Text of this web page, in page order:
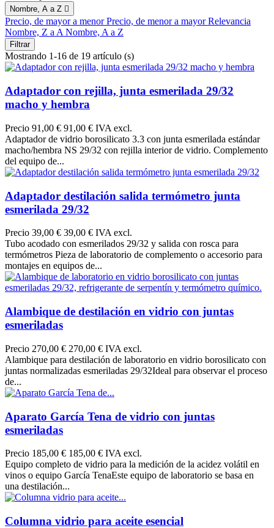
Nombre, A a Z 
Precio, de mayor a menorPrecio, de menor a mayorRelevancia
Nombre, Z a ANombre, A a Z
Filtrar
Mostrando 1-16 de 19 artículo (s)
Adaptador con rejilla, junta esmerilada 29/32
macho y hembra
Precio 91,00 € 91,00 € IVA excl.
Adaptador de vidrio borosilicato 3.3 con junta esmerilada estándar
macho/hembra NS 29/32 con rejilla interior de vidrio. Complemento
del equipo de...
Adaptador destilación salida termómetro junta
esmerilada 29/32
Precio 39,00 € 39,00 € IVA excl.
Tubo acodado con esmerilados 29/32 y salida con rosca para
termómetros Pieza de laboratorio de complemento o accesorio para
montajes en equipos de...
Alambique de destilación en vidrio con juntas
esmeriladas
Precio 270,00 € 270,00 € IVA excl.
Alambique para destilación de laboratorio en vidrio borosilicato con
juntas normalizadas esmeriladas 29/32Ideal para observar el proceso
de...
Aparato García Tena de vidrio con juntas
esmeriladas
Precio 185,00 € 185,00 € IVA excl.
Equipo completo de vidrio para la medición de la acidez volátil en
vinos o equipo García TenaEste equipo de laboratorio se basa en
una destilación...
Columna vidrio para aceite esencial